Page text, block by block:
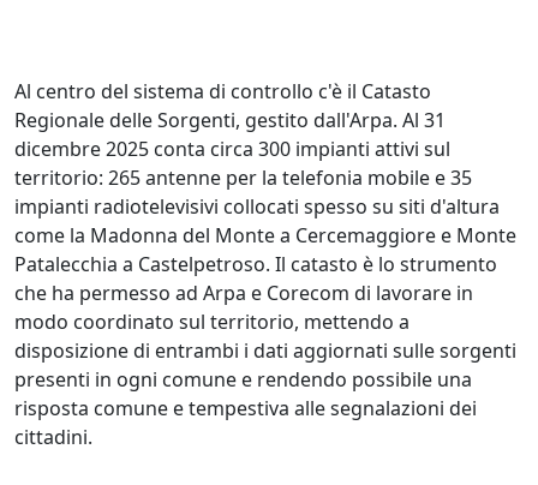
Al centro del sistema di controllo c'è il Catasto
Regionale delle Sorgenti, gestito dall'Arpa. Al 31
dicembre 2025 conta circa 300 impianti attivi sul
territorio: 265 antenne per la telefonia mobile e 35
impianti radiotelevisivi collocati spesso su siti d'altura
come la Madonna del Monte a Cercemaggiore e Monte
Patalecchia a Castelpetroso. Il catasto è lo strumento
che ha permesso ad Arpa e Corecom di lavorare in
modo coordinato sul territorio, mettendo a
disposizione di entrambi i dati aggiornati sulle sorgenti
presenti in ogni comune e rendendo possibile una
risposta comune e tempestiva alle segnalazioni dei
cittadini.